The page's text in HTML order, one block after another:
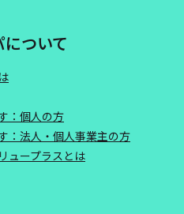
ついて
：個人の方
：法人・個人事業主の方
ュープラスとは